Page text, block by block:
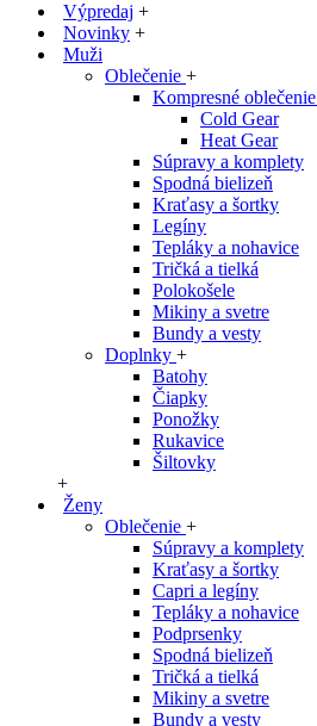
Výpredaj +
Novinky +
Muži
Oblečenie +
Kompresné oblečenie
Cold Gear
Heat Gear
Súpravy a komplety
Spodná bielizeň
Kraťasy a šortky
Legíny
Tepláky a nohavice
Tričká a tielká
Polokošele
Mikiny a svetre
Bundy a vesty
Doplnky +
Batohy
Čiapky
Ponožky
Rukavice
Šiltovky
+
Ženy
Oblečenie +
Súpravy a komplety
Kraťasy a šortky
Capri a legíny
Tepláky a nohavice
Podprsenky
Spodná bielizeň
Tričká a tielká
Mikiny a svetre
Bundy a vesty